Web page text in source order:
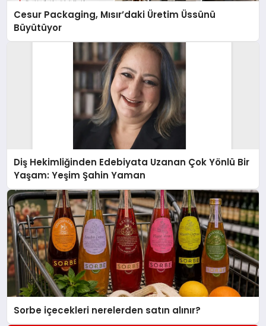
Cesur Packaging, Mısır’daki Üretim Üssünü
Büyütüyor
Diş Hekimliğinden Edebiyata Uzanan Çok Yönlü Bir
Yaşam: Yeşim Şahin Yaman
Sorbe içecekleri nerelerden satın alınır?